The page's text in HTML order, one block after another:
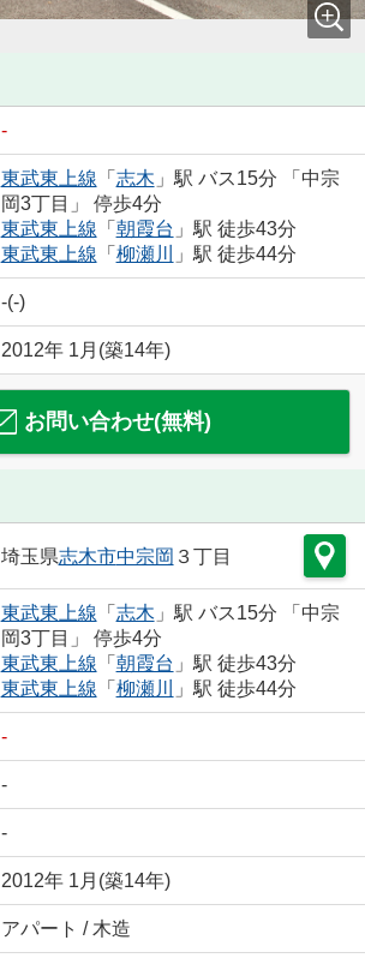
-
東武東上線 「 志木 」駅 バス15分 「中宗
岡3丁目」 停歩4分
東武東上線 「 朝霞台 」駅 徒歩43分
東武東上線 「 柳瀬川 」駅 徒歩44分
-(-)
2012年 1月(築14年)
お問い合わせ(無料)
埼玉県志木市中宗岡 ３丁目
東武東上線 「 志木 」駅 バス15分 「中宗
岡3丁目」 停歩4分
東武東上線 「 朝霞台 」駅 徒歩43分
東武東上線 「 柳瀬川 」駅 徒歩44分
-
-
-
2012年 1月(築14年)
アパート / 木造